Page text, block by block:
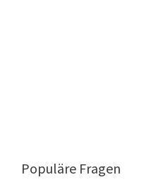
Populäre Fragen